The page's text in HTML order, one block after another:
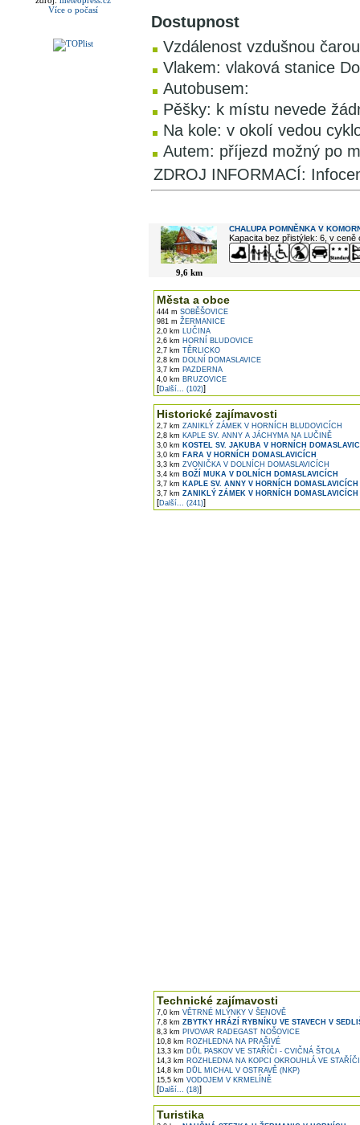
Více o počasí
Dostupnost
Vzdálenost vzdušnou
Vlakem: vlaková stanice
Autobusem:
Pěšky: k místu nevede
Na kole: v okolí vedou
Autem: příjezd možný po
ZDROJ INFORMACÍ:
9,6 km
CHALUPA POMNĚNKA V
Kapacita bez přistýlek: 6, v ceně
Města a obce
444 m SOBĚŠOVICE
981 m ŽERMANICE
2,0 km LUČINA
2,6 km HORNÍ BLUDOVICE
2,7 km TĚRLICKO
2,8 km DOLNÍ DOMASLAVICE
3,7 km PAZDERNA
4,0 km BRUZOVICE
[Další... (102)]
Historické zajímavosti
2,7 km ZANIKLÝ ZÁMEK V HORNÍCH BLUDOVICÍCH
2,8 km KAPLE SV. ANNY A JÁCHYMA NA LUČINĚ
3,0 km KOSTEL SV. JAKUBA V HORNÍCH
3,0 km FARA V HORNÍCH DOMASLAVICÍCH
3,3 km ZVONIČKA V DOLNÍCH DOMASLAVICÍCH
3,4 km BOŽÍ MUKA V DOLNÍCH DOMASLAVICÍCH
3,7 km KAPLE SV. ANNY V HORNÍCH DOMASLAVICÍCH
3,7 km ZANIKLÝ ZÁMEK V HORNÍCH DOMASLAVICÍCH
[Další... (241)]
Technické zajímavosti
7,0 km VĚTRNÉ MLÝNKY V ŠENOVĚ
7,8 km ZBYTKY HRÁZÍ RYBNÍKU VE STAVECH V
8,3 km PIVOVAR RADEGAST NOŠOVICE
10,8 km ROZHLEDNA NA PRAŠIVÉ
13,3 km DŮL PASKOV VE STAŘÍČI - CVIČNÁ ŠTOLA
14,3 km ROZHLEDNA NA KOPCI OKROUHLÁ VE STAŘÍČI
14,8 km DŮL MICHAL V OSTRAVĚ (NKP)
15,5 km VODOJEM V KRMELÍNĚ
[Další... (18)]
Turistika